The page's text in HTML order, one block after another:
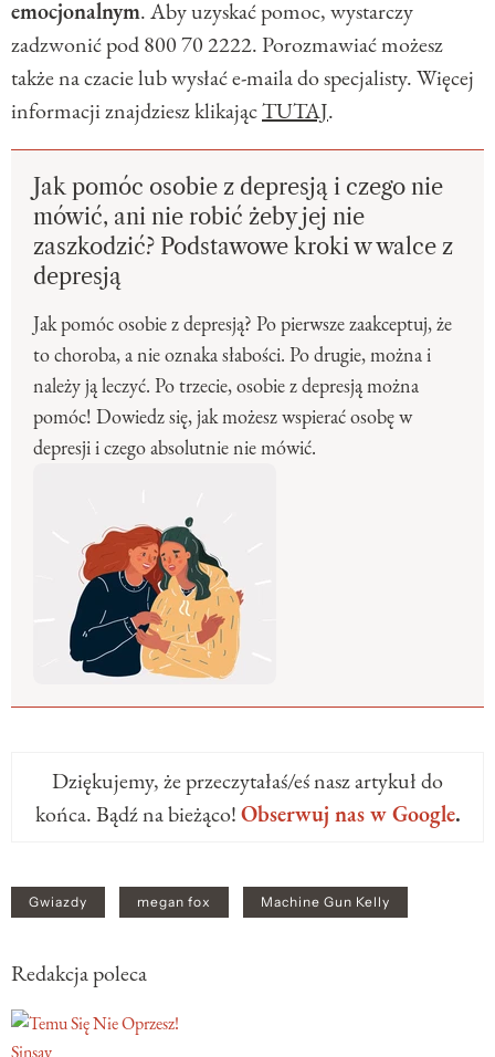
emocjonalnym. Aby uzyskać pomoc, wystarczy
zadzwonić pod 800 70 2222. Porozmawiać możesz
także na czacie lub wysłać e-maila do specjalisty. Więcej
informacji znajdziesz klikającTUTAJ.
Jak pomóc osobie z depresją i czego nie
mówić, ani nie robić żeby jej nie
zaszkodzić? Podstawowe kroki w walce z
depresją
Jak pomóc osobie z depresją? Po pierwsze zaakceptuj, że
to choroba, a nie oznaka słabości. Po drugie, można i
należy ją leczyć. Po trzecie, osobie z depresją można
pomóc! Dowiedz się, jak możesz wspierać osobę w
depresji i czego absolutnie nie mówić.
Dziękujemy, że przeczytałaś/eś nasz artykuł do
końca. Bądź na bieżąco!Obserwuj nas w Google.
Gwiazdy megan fox Machine Gun Kelly
Redakcja poleca
Sinsay